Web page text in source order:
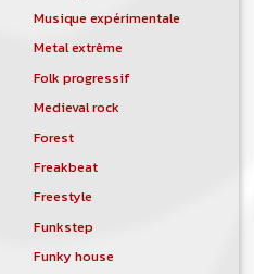
Musique expérimentale
Metal extrême
Folk progressif
Medieval rock
Forest
Freakbeat
Freestyle
Funkstep
Funky house